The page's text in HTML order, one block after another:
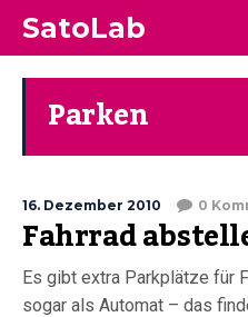
SatoLab
Parken
16. Dezember 2010 0
Fahrrad
Es gibt extra Parkplätze für
sogar als Automat – das